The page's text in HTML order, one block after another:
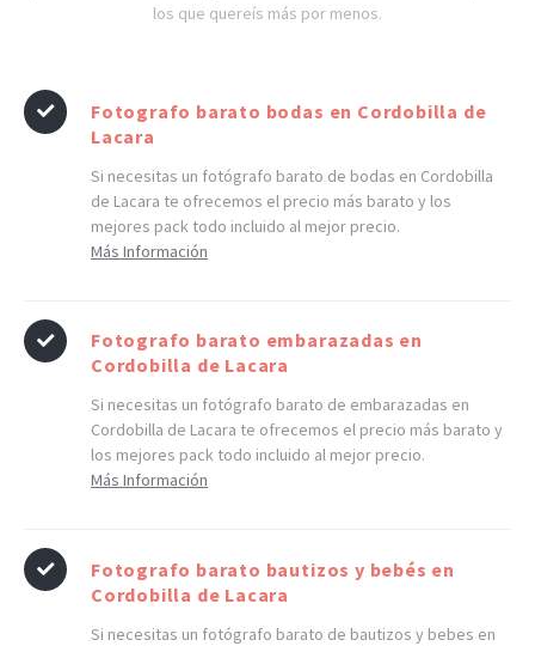
los que quereís más por menos.
Fotografo barato bodas en Cordobilla de
Lacara
Si necesitas un fotógrafo barato de bodas en Cordobilla
de Lacara te ofrecemos el precio más barato y los
mejores pack todo incluido al mejor precio.
Más Información
Fotografo barato embarazadas en
Cordobilla de Lacara
Si necesitas un fotógrafo barato de embarazadas en
Cordobilla de Lacara te ofrecemos el precio más barato y
los mejores pack todo incluido al mejor precio.
Más Información
Fotografo barato bautizos y bebés en
Cordobilla de Lacara
Si necesitas un fotógrafo barato de bautizos y bebes en